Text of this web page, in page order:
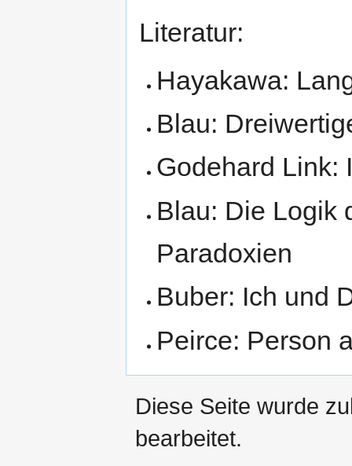
Literatur:
Hayakawa:
Blau:
Godehard Link:
Blau: Die Logik
Paradoxien
Buber: Ich und
Peirce: Person
Diese Seite wurde
bearbeitet.